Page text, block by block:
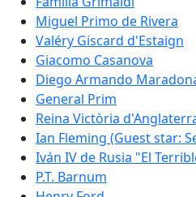
Miguel Primo de Rivera
Valéry Giscard d'Estaign
Giacomo Casanova
Diego Armando
General Prim
Reina Victòria
Ian Fleming (Guest star:
Iván IV de Rusia "El
P.T. Barnum